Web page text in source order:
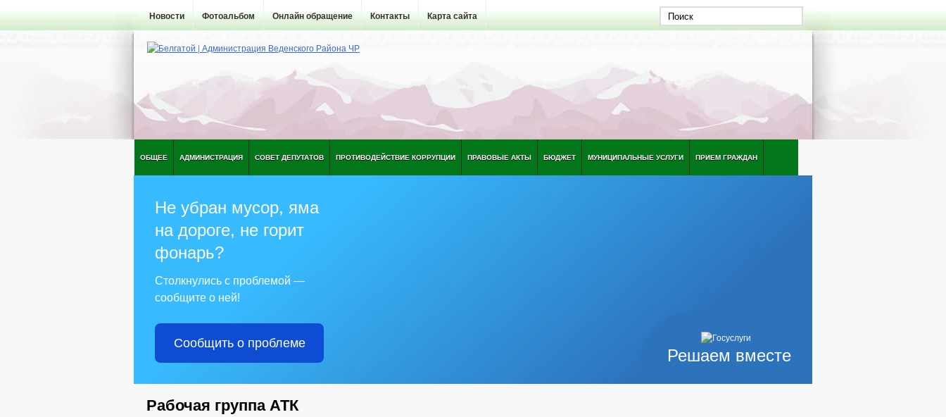
Новости Фотоальбом Онлайн обращение Контакты Карта сайта
ОБЩЕЕ АДМИНИСТРАЦИЯ СОВЕТ ДЕПУТАТОВ ПРОТИВОДЕЙСТВИЕ КОРРУПЦИИ ПРАВОВЫЕ АКТЫ БЮДЖЕТ МУНИЦИПАЛЬНЫЕ УСЛУГИ ПРИЕМ ГРАЖДАН
Решаем вместе
Не убран мусор, яма
на дороге, не горит
фонарь?
Столкнулись с проблемой —
сообщите о ней!
Сообщить о проблеме
Рабочая группа АТК